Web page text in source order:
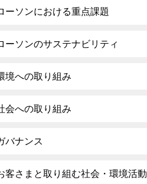
ーソンにおける重点課題
ーソンのサステナビリティ
境への取り組み
会への取り組み
バナンス
客さまと取り組む社会・環境活動